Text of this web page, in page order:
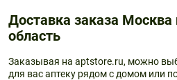
Доставка заказа Москва
область
Заказывая на aptstore.ru, можно
для вас аптеку рядом с домом или